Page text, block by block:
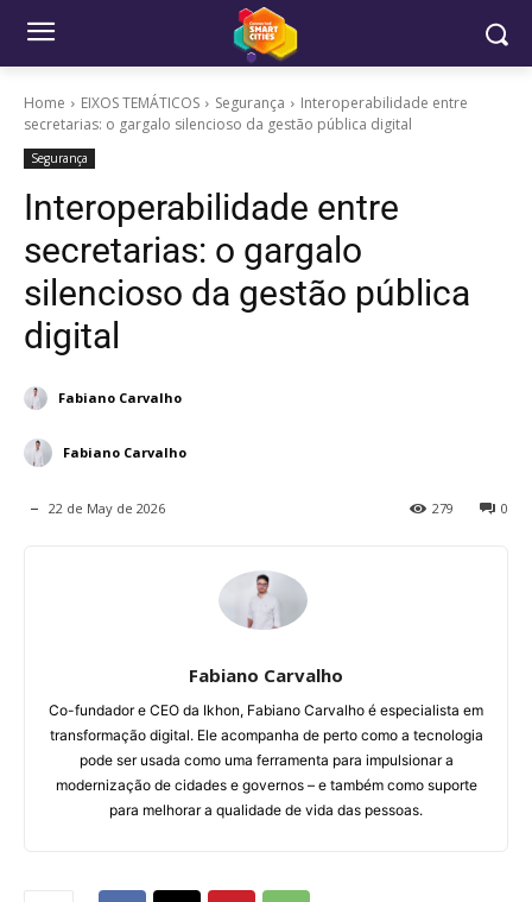
Home EIXOS TEMÁTICOS Segurança
Interoperabilidade entre
secretarias: o gargalo silencioso da gestão pública digital
Segurança
Interoperabilidade entre
secretarias: o gargalo
silencioso da gestão pública
digital
Fabiano Carvalho
Fabiano Carvalho
22 de May de 2026 0
279
Fabiano Carvalho
Co-fundador e CEO da Ikhon, Fabiano Carvalho é especialista em
transformação digital. Ele acompanha de perto como a tecnologia
pode ser usada como uma ferramenta para impulsionar a
modernização de cidades e governos – e também como suporte
para melhorar a qualidade de vida das pessoas.